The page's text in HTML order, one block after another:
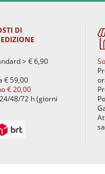
DI
> € 6,90
€ 59,00
€ 20,00
48/72 h (giorni